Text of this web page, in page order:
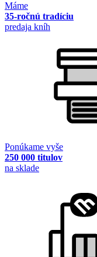
Máme
35-ročnú tradíciu
predaja kníh
Ponúkame vyše
250 000 titulov
na sklade